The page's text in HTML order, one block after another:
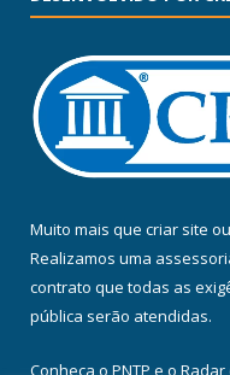
Muito mais que criar site ou
Realizamos uma
contrato que todas as
pública serão atendidas.